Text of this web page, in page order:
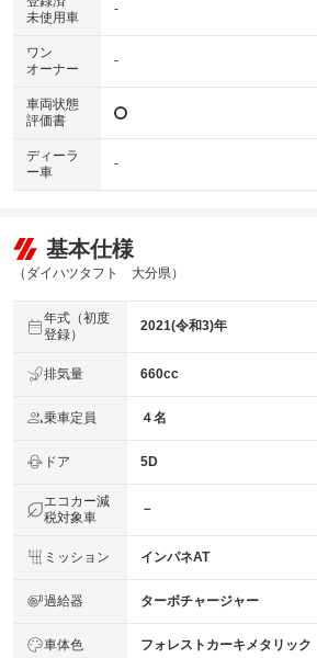
未使用車
-
ワン
オーナー
-
車両状態
評価書
ディーラ
ー車
-
基本仕様
（ダイハツタフト 大分県）
年式（初度
登録）
2021(令和3)年
排気量 660cc
乗車定員 ４名
ドア 5D
エコカー減
税対象車
－
ミッション インパネAT
過給器 ターボチャージャー
車体色 フォレストカーキメタリック